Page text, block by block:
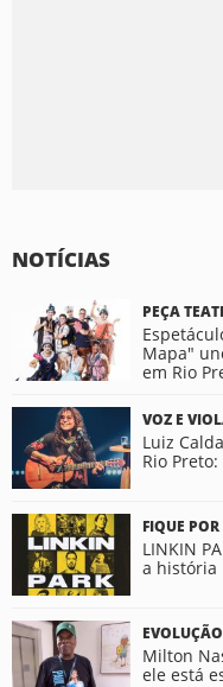
NOTÍCIAS
PEÇA
Mapa"
em Rio
VOZ E
Luiz
Rio
FIQUE
LINKIN
a história
Milton
ele está